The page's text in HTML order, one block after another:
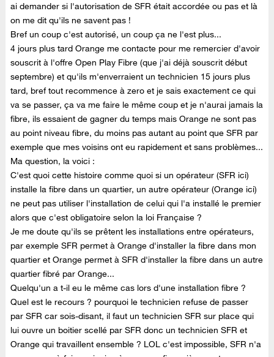
ai demander si l'autorisation de SFR était accordée ou pas et là
on me dit qu'ils ne savent pas !
Bref un coup c'est autorisé, un coup ça ne l'est plus...
4 jours plus tard Orange me contacte pour me remercier d'avoir
souscrit à l'offre Open Play Fibre (que j'ai déjà souscrit début
septembre) et qu'ils m'enverraient un technicien 15 jours plus
tard, bref tout recommence à zero et je sais exactement ce qui
va se passer, ça va me faire le même coup et je n'aurai jamais la
fibre, ils essaient de gagner du temps mais Orange ne sont pas
au point niveau fibre, du moins pas autant au point que SFR par
exemple que mes voisins ont eu rapidement et sans problèmes...
Ma question, la voici :
C'est quoi cette histoire comme quoi si un opérateur (SFR ici)
installe la fibre dans un quartier, un autre opérateur (Orange ici)
ne peut pas utiliser l'installation de celui qui l'a installé le premier
alors que c'est obligatoire selon la loi Française ?
Je me doute qu'ils se prêtent les installations entre opérateurs,
par exemple SFR permet à Orange d'installer la fibre dans mon
quartier et Orange permet à SFR d'installer la fibre dans un autre
quartier fibré par Orange...
Quelqu'un a t-il eu le même cas lors d'une installation fibre ?
Quel est le recours ? pourquoi le technicien refuse de passer
par SFR car sois-disant, il faut un technicien SFR sur place qui
lui ouvre un boitier scellé par SFR donc un technicien SFR et
Orange qui travaillent ensemble ? LOL c'est impossible, SFR n'a